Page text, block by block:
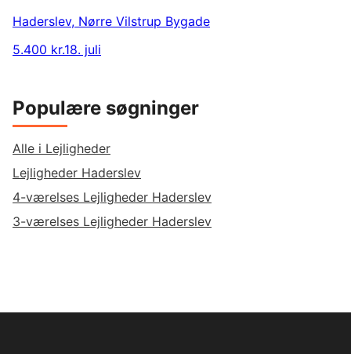
Haderslev, Nørre Vilstrup Bygade
5.400 kr.18. juli
Populære søgninger
Alle i Lejligheder
Lejligheder Haderslev
4-værelses Lejligheder Haderslev
3-værelses Lejligheder Haderslev